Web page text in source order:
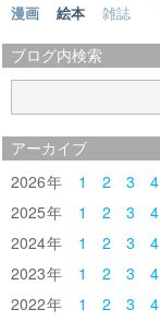
漫画
絵本 雑誌
ブログ内検索
アーカイブ
2026 1 2 3 4
2025
1 2 3 4
2024
1 2 3 4
2023
1 2 3 4
2022
1 2 3 4